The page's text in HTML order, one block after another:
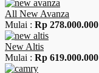
All New Avanza
Mulai : Rp 278.000.000
New Altis
Mulai : Rp 619.000.000